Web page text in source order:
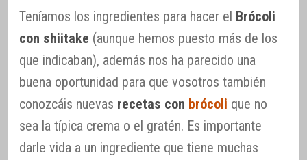
Teníamos los ingredientes para hacer el Brócoli
con shiitake (aunque hemos puesto más de los
que indicaban), además nos ha parecido una
buena oportunidad para que vosotros también
conozcáis nuevas recetas con brócoli que no
sea la típica crema o el gratén. Es importante
darle vida a un ingrediente que tiene muchas